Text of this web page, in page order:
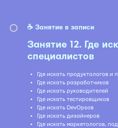
☕️ Занятие в записи
Занятие 12. Где
специалистов
Где искать продуктологов и
Где искать разработчиков
Где искать руководителей
Где искать тестировщиков
Где искать DevOpsов
Где искать дизайнеров
Где искать маркетологов,